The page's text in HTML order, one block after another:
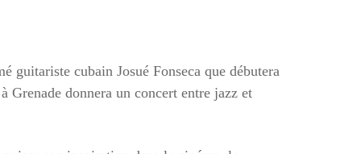
guitariste cubain Josué Fonseca que débutera
Grenade donnera un concert entre jazz et